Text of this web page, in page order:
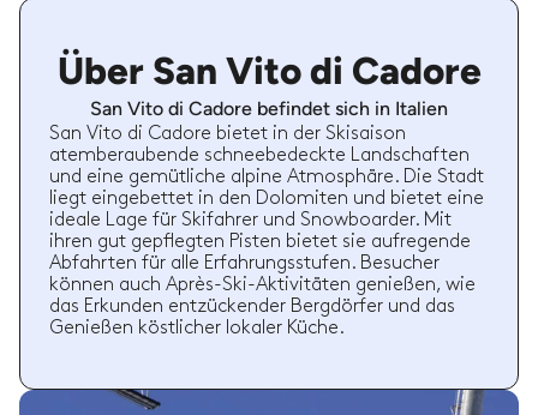
Über San Vito di Cadore
San Vito di Cadore befindet sich in Italien
San Vito di Cadore bietet in der Skisaison
atemberaubende schneebedeckte Landschaften
und eine gemütliche alpine Atmosphäre. Die Stadt
liegt eingebettet in den Dolomiten und bietet eine
ideale Lage für Skifahrer und Snowboarder. Mit
ihren gut gepflegten Pisten bietet sie aufregende
Abfahrten für alle Erfahrungsstufen. Besucher
können auch Après-Ski-Aktivitäten genießen, wie
das Erkunden entzückender Bergdörfer und das
Genießen köstlicher lokaler Küche.